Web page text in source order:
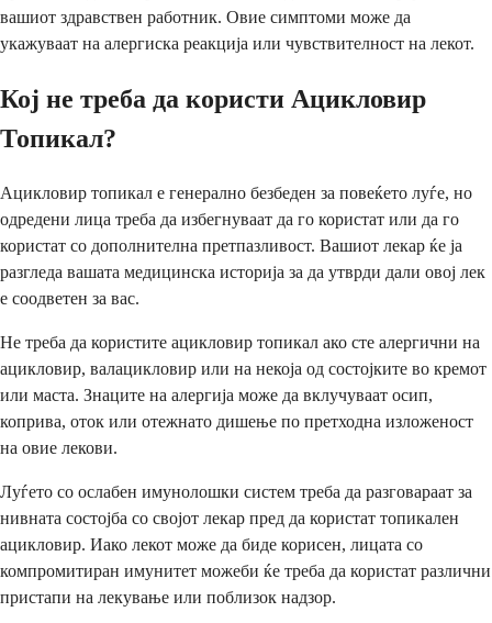
вашиот здравствен работник. Овие симптоми може да
укажуваат на алергиска реакција или чувствителност на лекот.
Кој не треба да користи Ацикловир
Топикал?
Ацикловир топикал е генерално безбеден за повеќето луѓе, но
одредени лица треба да избегнуваат да го користат или да го
користат со дополнителна претпазливост. Вашиот лекар ќе ја
разгледа вашата медицинска историја за да утврди дали овој лек
е соодветен за вас.
Не треба да користите ацикловир топикал ако сте алергични на
ацикловир, валацикловир или на некоја од состојките во кремот
или маста. Знаците на алергија може да вклучуваат осип,
коприва, оток или отежнато дишење по претходна изложеност
на овие лекови.
Луѓето со ослабен имунолошки систем треба да разговараат за
нивната состојба со својот лекар пред да користат топикален
ацикловир. Иако лекот може да биде корисен, лицата со
компромитиран имунитет можеби ќе треба да користат различни
пристапи на лекување или поблизок надзор.